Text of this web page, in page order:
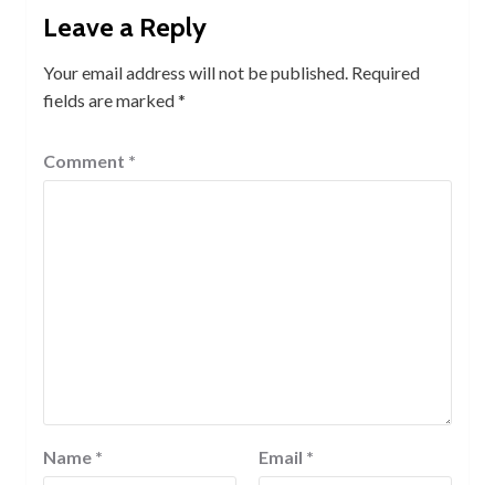
Leave a Reply
Your email address will not be published. Required
fields are marked*
Comment *
Name * Email *